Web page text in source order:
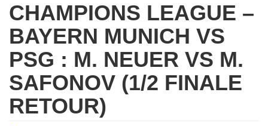
CHAMPIONS LEAGUE –
BAYERN MUNICH VS
PSG : M. NEUER VS M.
SAFONOV (1/2 FINALE
RETOUR)